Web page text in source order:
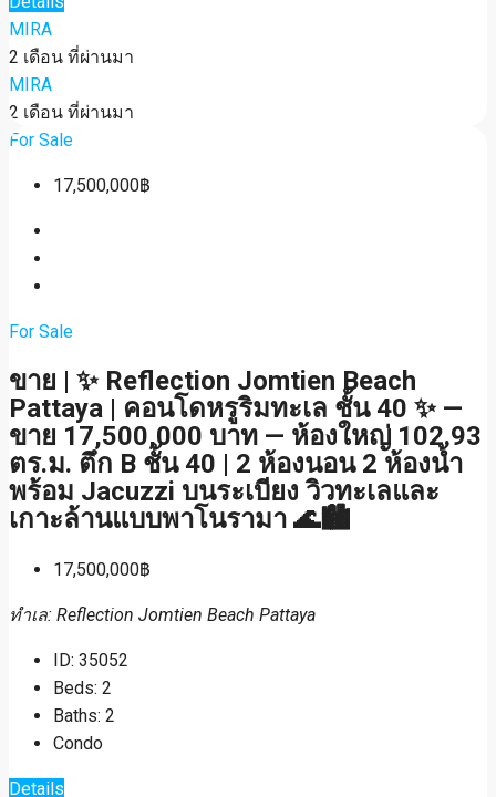
MIRA
2 เดือน ที่ผ่านมา
MIRA
2 เดือน ที่ผ่านมา
For Sale
17,500,000฿
For Sale
ขาย | ✨ Reflection Jomtien Beach
Pattaya | คอนโดหรูริมทะเล ชั้น 40 ✨ —
ขาย 17,500,000 บาท — ห้องใหญ่ 102.93
ตร.ม. ตึก B ชั้น 40 | 2 ห้องนอน 2 ห้องน้ำ
พร้อม Jacuzzi บนระเบียง วิวทะเลและ
เกาะล้านแบบพาโนรามา 🌊🏙️
17,500,000฿
ทำเล: Reflection Jomtien Beach Pattaya
ID: 35052
Beds: 2
Baths: 2
Condo
Details